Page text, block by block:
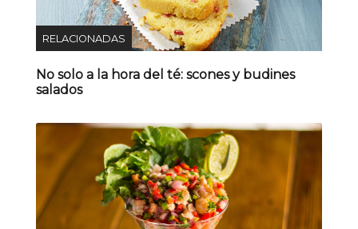
RELACIONADAS
No solo a la hora del té: scones y budines
salados